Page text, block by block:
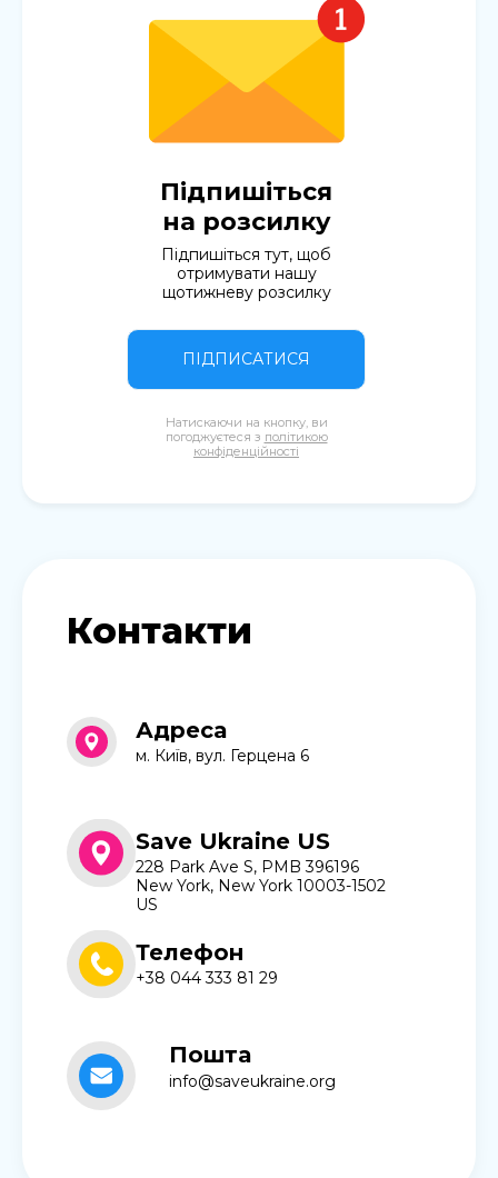
Підпишіться
на розсилку
Підпишіться тут, щоб
отримувати нашу
щотижневу розсилку
ПІДПИСАТИСЯ
Натискаючи на кнопку, ви
погоджуєтеся з політикою
конфіденційності
Контакти
Адреса
м. Київ, вул. Герцена 6
Save Ukraine US
228 Park Ave S, PMB 396196
New York, New York 10003-1502
US
Телефон
+38 044 333 81 29
Пошта
info@saveukraine.org